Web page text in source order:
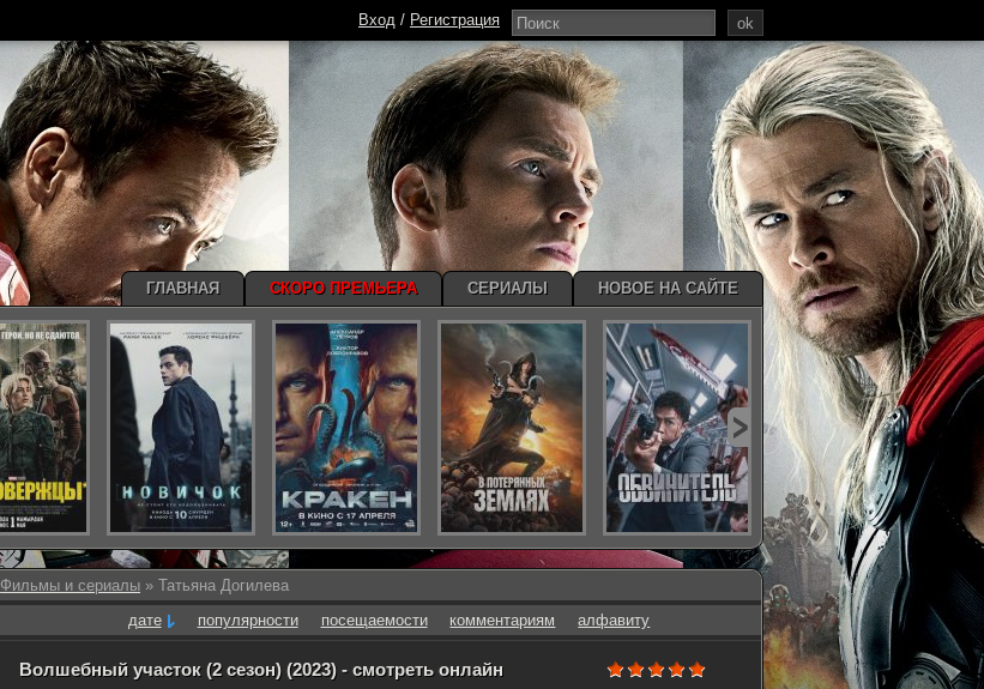
Фильмы и сериалы » Татьяна Догилева
дате
популярности посещаемости комментариям алфавиту
Волшебный участок (2 сезон) (2023) - смотреть онлайн
ok
Вход / Регистрация
ГЛАВНАЯ СКОРО ПРЕМЬЕРА СЕРИАЛЫ НОВОЕ НА САЙТЕ